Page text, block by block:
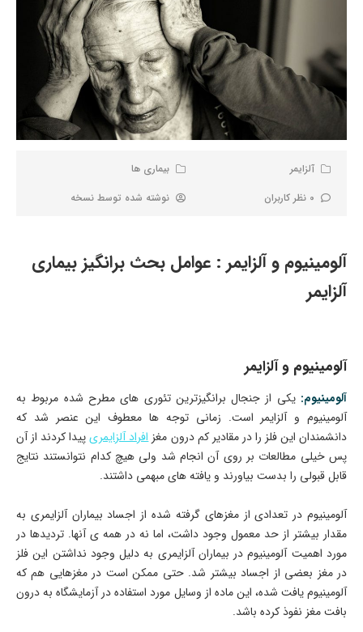
آلزایمر
بیماری ها
0 نظر کاربران
نوشته شده توسط نسخه
آلومینیوم و آلزایمر : عوامل بحث ­برانگیز بیماری
آلزایمر
آلومینیوم و آلزایمر
آلومینیوم: یکی از جنجال­ برانگیزترین تئوری­ های مطرح شده مربوط به
آلومینیوم و آلزایمر است. زمانی توجه ­ها معطوف این عنصر شد که
دانشمندان این فلز را در مقادیر کم درون مغزافراد آلزایمریپیدا کردند از آن
پس خیلی مطالعات بر روی آن انجام شد ولی هیچ کدام نتوانستند نتایج
قابل قبولی را بدست بیاورند و یافته ­های مبهمی داشتند.
آلومینیوم در تعدادی از مغزهای گرفته شده از اجساد بیماران آلزایمری به
مقدار بیشتر از حد معمول وجود داشت، اما نه در همه ­ی آنها. تردیدها در
مورد اهمیت آلومینیوم در بیماران آلزایمری به دلیل وجود نداشتن این فلز
در مغز بعضی از اجساد بیشتر شد. حتی ممکن است در مغزهایی هم که
آلومینیوم یافت شده، این ماده از وسایل مورد استفاده در آزمایشگاه به درون
بافت مغز نفوذ کرده باشد.